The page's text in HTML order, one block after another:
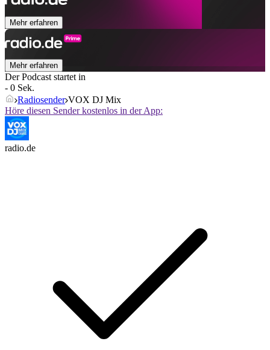
Mehr erfahren
Mehr erfahren
Der Podcast startet in
- 0 Sek.
Radiosender VOX DJ Mix
Höre diesen Sender kostenlos in der App:
radio.de